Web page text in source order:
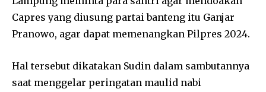
Capres yang diusung partai banteng itu Ganjar
Pranowo, agar dapat memenangkan Pilpres 2024.
Hal tersebut dikatakan Sudin dalam sambutannya
saat menggelar peringatan maulid nabi